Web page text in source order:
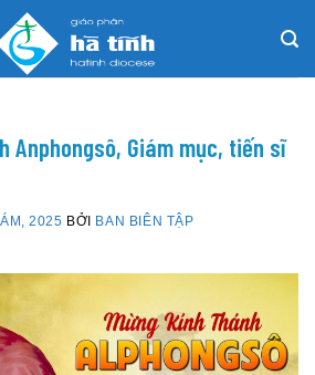
Anphongsô, Giám mục, tiến sĩ
2025 BỞI BAN BIÊN TẬP